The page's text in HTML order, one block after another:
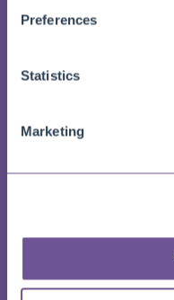
Preferences
Statistics
Marketing